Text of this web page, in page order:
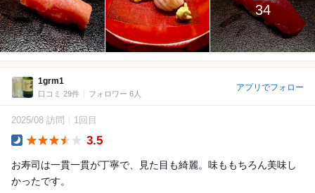
34
1grm1
口コミ 29件 フォロワー 6人
アプリでフォロー
2025/08 訪問 1回目
3.5
お寿司は一貫一貫が丁寧で、見た目も綺麗。味ももちろん美味し
かったです。